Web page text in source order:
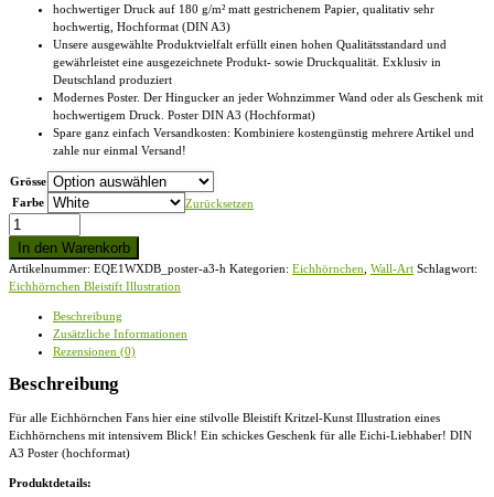
hochwertiger Druck auf 180 g/m² matt gestrichenem Papier, qualitativ sehr
hochwertig, Hochformat (DIN A3)
Unsere ausgewählte Produktvielfalt erfüllt einen hohen Qualitätsstandard und
gewährleistet eine ausgezeichnete Produkt- sowie Druckqualität. Exklusiv in
Deutschland produziert
Modernes Poster. Der Hingucker an jeder Wohnzimmer Wand oder als Geschenk mit
hochwertigem Druck. Poster DIN A3 (Hochformat)
Spare ganz einfach Versandkosten: Kombiniere kostengünstig mehrere Artikel und
zahle nur einmal Versand!
Grösse
Farbe
Zurücksetzen
Eichhörnchen
Kritzelkunst
Illustration
-
DIN
(hochformat)
In den Warenkorb
Artikelnummer: EQE1WXDB_poster-a3-h Kategorien: Eichhörnchen Wall-Art Schlagwort:
Eichhörnchen Bleistift Illustration
Beschreibung
Zusätzliche Informationen
Rezensionen (0)
Beschreibung
Für alle Eichhörnchen Fans hier eine stilvolle Bleistift Kritzel-Kunst Illustration eines
Eichhörnchens mit intensivem Blick! Ein schickes Geschenk für alle Eichi-Liebhaber! DIN
A3 Poster (hochformat)
Produktdetails: